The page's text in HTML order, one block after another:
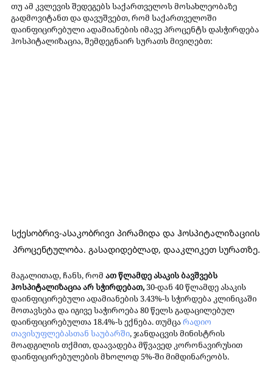
თუ ამ კვლევის შედეგებს საქართველოს მოსახლეობაზე
გადმოვიტანთ და დავუშვებთ, რომ საქართველოში
დაინფიცირებული ადამიანების იმავე პროცენტს დასჭირდება
ჰოსპიტალიზაცია, შემდეგნაირ სურათს მივიღებთ:
სქესობრივ-ასაკობრივი პირამიდა და ჰოსპიტალიზაციის
პროცენტულობა. გასადიდებლად, დააკლიკეთ სურათზე.
მაგალითად, ჩანს, რომ ათ წლამდე ასაკის ბავშვებს
ჰოსპიტალიზაცია არ სჭირდებათ, 30-დან 40 წლამდე ასაკის
დაინფიცირებული ადამიანების 3.43%-ს სჭირდება კლინიკაში
მოთავსება და იგივე საჭიროება 80 წელს გადაცილებულ
დაინფიცირებულთა 18.4%-ს ექნება. თუმცა რადიო
თავისუფლებასთან საუბარში, ჯანდაცვის მინისტრის
მოადგილის თქმით, დაავადება მწვავედ კორონავირუსით
დაინფიცირებულების მხოლოდ 5%-ში მიმდინარეობს.